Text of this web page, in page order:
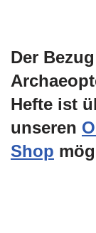
Der
Hefte ist
unseren
Shop